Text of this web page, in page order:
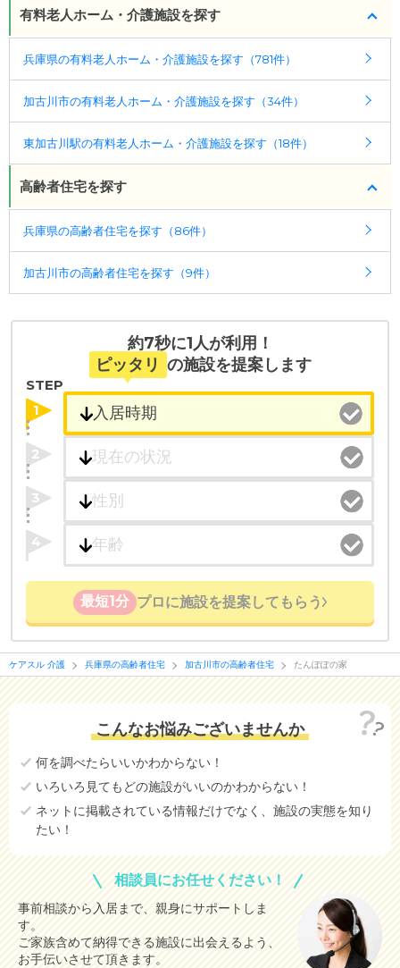
・認知症：受け入れ可
ケアスル 介護では詳細な料金プランをご確認頂けま
す。詳しくはこちら 。
◎ケアスル 介護の3つの特徴
ポート
入居相談：
受付時間：10：00～19：00
・全国10000件の介護施設情報を掲載
幅広い選択肢の中から、条件にあった施設を選ぶ
ことができます。
たとえば「カラオケ」「麻雀」が楽しめる施設、
「夫婦入居可」の施設、「看取り可」の施設など、
医療・看護体制から施設を探すこともできます。
有料老人ホーム・介護施設を探す
兵庫県の有料老人ホーム・介護施設を探す（781件）
加古川市の有料老人ホーム・介護施設を探す（34件）
東加古川駅の有料老人ホーム・介護施設を探す（18件）
高齢者住宅を探す
兵庫県の高齢者住宅を探す（86件）
加古川市の高齢者住宅を探す（9件）
約7秒に1人が利用！
ピッタリ の施設を提案します
STEP
1
2
3
4
最短1分 プロに施設を提案してもらう
ケアスル 介護 兵庫県の高齢者住宅 加古川市の高齢者住宅 たんぽぽの家
こんなお悩みございませんか
何を調べたらいいかわからない！
いろいろ見てもどの施設がいいのかわからない！
ネットに掲載されている情報だけでなく、施設の実態を知り
たい！
相談員にお任せください！
事前相談から入居まで、親身にサポートしま
す。
ご家族含めて納得できる施設に出会えるよう、
お手伝いさせて頂きます。